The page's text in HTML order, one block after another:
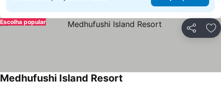
Partilhar
Escolha popular
Medhufushi Island Resort